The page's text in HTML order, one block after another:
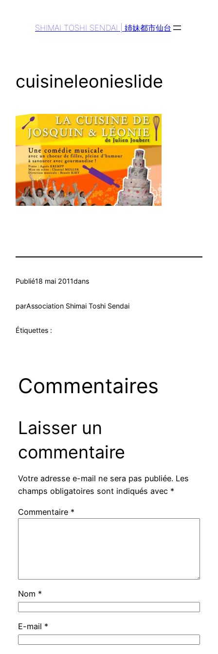
SHIMAI TOSHI SENDAI | 姉妹都市仙台
cuisineleonieslide
Publié18 mai 2011dans
parAssociation Shimai Toshi Sendai
Étiquettes :
Commentaires
Laisser un
commentaire
Votre adresse e-mail ne sera pas publiée. Les
champs obligatoires sont indiqués avec *
Commentaire *
Nom *
E-mail *